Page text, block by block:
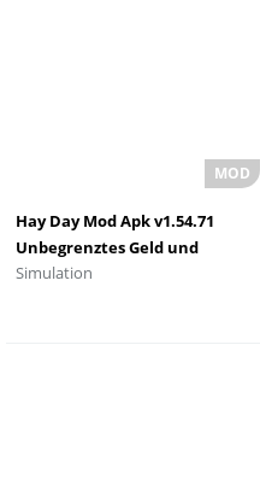
Hay Day Mod Apk v1.54.71
Unbegrenztes Geld und
Diamanten 2023
Simulation